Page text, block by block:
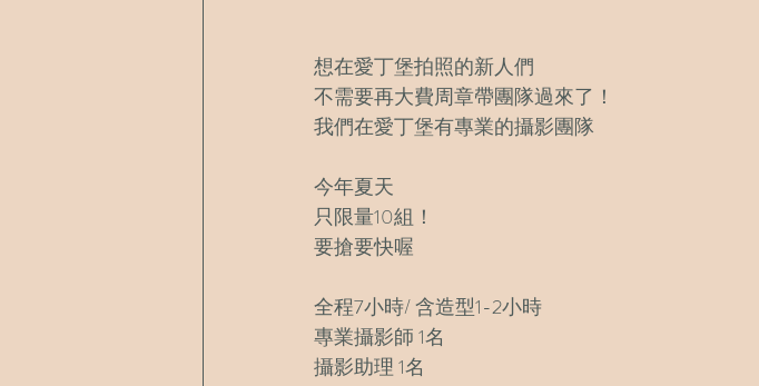
想在愛丁堡拍照的新人們
不需要再大費周章帶團隊過來了！
我們在愛丁堡有專業的攝影團隊
今年夏天
只限量10組！
要搶要快喔
全程7小時/ 含造型1-2小時
專業攝影師 1名
攝影助理 1名